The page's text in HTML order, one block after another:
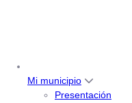
Mi municipio
Presentación